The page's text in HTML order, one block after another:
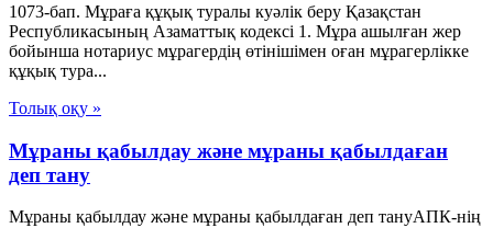
1073-бап. Мұраға құқық туралы куәлiк беру Қазақстан
Республикасының Азаматтық кодексi 1. Мұра ашылған жер
бойынша нотариус мұрагердiң өтiнiшiмен оған мұрагерлiкке
құқық тура...
Толық оқу »
Мұраны қабылдау және мұраны қабылдаған
деп тану
Мұраны қабылдау және мұраны қабылдаған деп тануАПК-нің